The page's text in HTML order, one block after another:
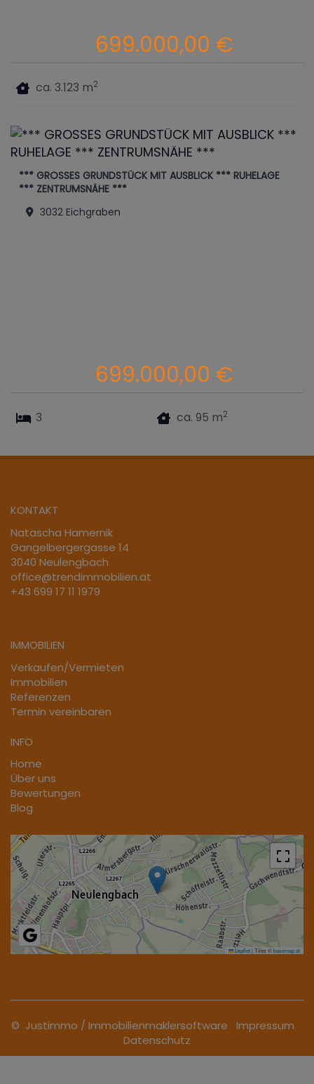
ca. 3.123 m2
699.000,00 €
*** GROSSES GRUNDSTÜCK MIT AUSBLICK *** RUHELAGE
*** ZENTRUMSNÄHE ***
3032 Eichgraben
3 ca. 95 m2
699.000,00 €
KONTAKT
Natascha Hamernik
Gangelbergergasse 14
3040 Neulengbach
office@trendimmobilien.at
+43 699 17 11 1979
IMMOBILIEN
Verkaufen/Vermieten
Immobilien
Referenzen
Termin vereinbaren
INFO
Home
Über uns
Bewertungen
Blog
Leaflet|Tiles ©basemap.at
© Justimmo / Immobilienmaklersoftware
Impressum
Datenschutz